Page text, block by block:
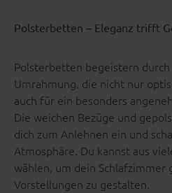
Polsterbetten – Eleganz trifft
Polsterbetten begeistern
Umrahmung, die nicht nur
auch für ein besonders
Die weichen Bezüge und
dich zum Anlehnen ein und
Atmosphäre. Du kannst aus
wählen, um dein Schlafzimmer
Vorstellungen zu gestalten.